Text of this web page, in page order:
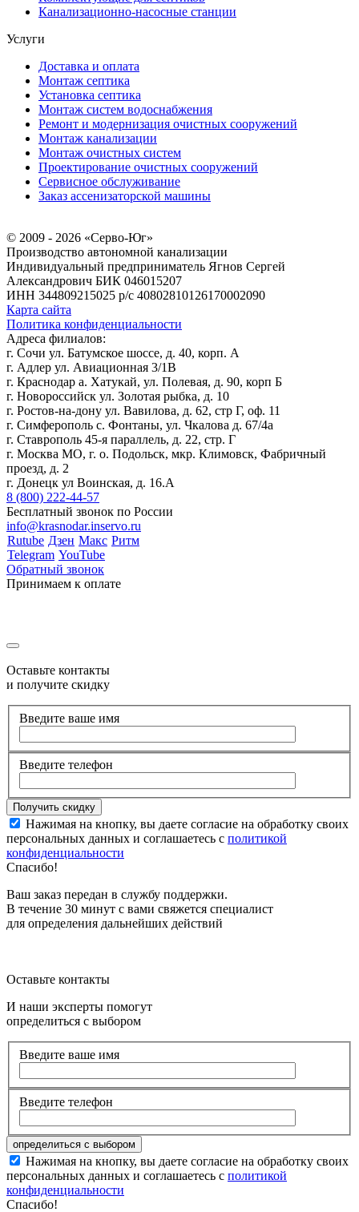
Канализационно-насосные станции
Услуги
Доставка и оплата
Монтаж септика
Установка септика
Монтаж систем водоснабжения
Ремонт и модернизация очистных сооружений
Монтаж канализации
Монтаж очистных систем
Проектирование очистных сооружений
Сервисное обслуживание
Заказ ассенизаторской машины
© 2009 - 2026 «Серво-Юг»
Производство автономной канализации
Индивидуальный предприниматель Ягнов Сергей
Александрович БИК 046015207
ИНН 344809215025 р/с 40802810126170002090
Карта сайта
Политика конфиденциальности
Адреса филиалов:
г. Сочи ул. Батумское шоссе, д. 40, корп. А
г. Адлер ул. Авиационная 3/1В
г. Краснодар а. Хатукай, ул. Полевая, д. 90, корп Б
г. Новороссийск ул. Золотая рыбка, д. 10
г. Ростов-на-дону ул. Вавилова, д. 62, стр Г, оф. 11
г. Симферополь с. Фонтаны, ул. Чкалова д. 67/4а
г. Ставрополь 45-я параллель, д. 22, стр. Г
г. Москва МО, г. о. Подольск, мкр. Климовск, Фабричный
проезд, д. 2
г. Донецк ул Воинская, д. 16.А
8 (800) 222-44-57
Бесплатный звонок по России
info@krasnodar.inservo.ru
Rutube Дзен Макс Ритм
Telegram YouTube
Обратный звонок
Принимаем к оплате
Оставьте контакты
и получите скидку
Введите ваше имя
Введите телефон
Нажимая на кнопку, вы даете согласие на обработку своих
персональных данных и соглашаетесь с политикой
конфиденциальности
Спасибо!
Ваш заказ передан в службу поддержки.
В течение 30 минут с вами свяжется специалист
для определения дальнейших действий
Оставьте контакты
И наши эксперты помогут
определиться с выбором
Введите ваше имя
Введите телефон
Нажимая на кнопку, вы даете согласие на обработку своих
персональных данных и соглашаетесь с политикой
конфиденциальности
Спасибо!